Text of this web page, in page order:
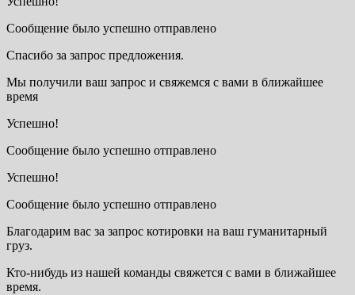
Сообщение было успешно отправлено
Спасибо за запрос предложения.
Мы получили ваш запрос и свяжемся с вами в ближайшее
время
Успешно!
Сообщение было успешно отправлено
Успешно!
Сообщение было успешно отправлено
Благодарим вас за запрос котировки на ваш гуманитарный
груз.
Кто-нибудь из нашей команды свяжется с вами в ближайшее
время.